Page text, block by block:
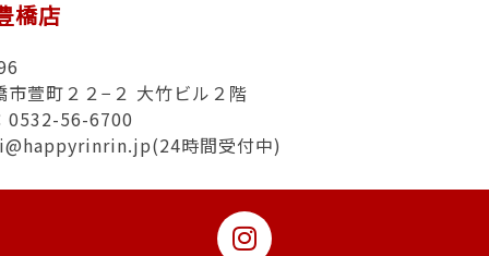
橋店
市萱町２２−２ 大竹ビル２階
0532-56-6700
時間受付中)